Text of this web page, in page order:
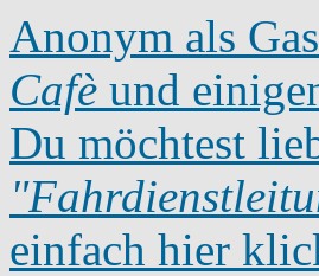
Anonym als
Cafè und
Du möchtest
einfach hier